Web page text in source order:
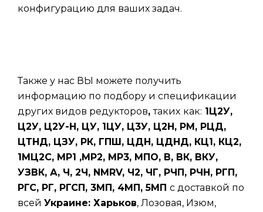
конфигурацию для ваших задач.
Также у нас ВЫ можете получить
информацию по подбору и спецификации
других видов редукторов,таких как: 1Ц2У,
Ц2У, Ц2У-Н, ЦУ, 1ЦУ, Ц3У, Ц2Н, РМ, РЦД,
ЦТНД, ЦЗУ, РК, ГПШ, ЦДН, ЦДНД, КЦ1, КЦ2,
1МЦ2С, МР1 ,МР2, МР3, МПО, В, ВК, ВКУ,
УЗВК, А, Ч, 2Ч, NMRV, Ч2, ЧГ, РЧП, РЧН, РГП,
РГС, РГ, РГСП, 3МП, 4МП, 5МП с доставкой по
всей Украине: Харьков, Лозовая, Изюм,